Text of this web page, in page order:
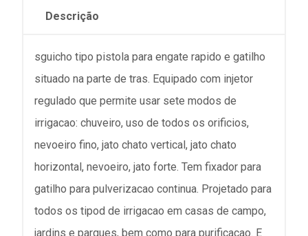
Descrição
sguicho tipo pistola para engate rapido e gatilho
situado na parte de tras. Equipado com injetor
regulado que permite usar sete modos de
irrigacao: chuveiro, uso de todos os orificios,
nevoeiro fino, jato chato vertical, jato chato
horizontal, nevoeiro, jato forte. Tem fixador para
gatilho para pulverizacao continua. Projetado para
todos os tipod de irrigacao em casas de campo,
jardins e parques, bem como para purificacao. E